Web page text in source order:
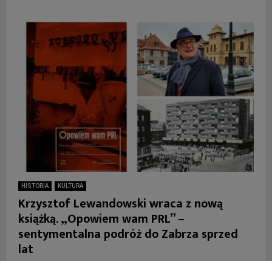
HISTORIA KULTURA
Krzysztof Lewandowski wraca z nową
książką. „Opowiem wam PRL” –
sentymentalna podróż do Zabrza sprzed
lat